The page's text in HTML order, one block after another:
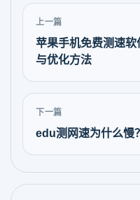
上一篇
苹果手机免费测速
与优化方法
下一篇
edu测网速为什么慢